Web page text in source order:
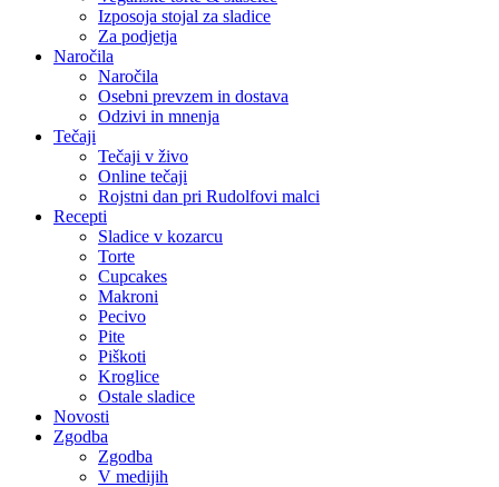
Izposoja stojal za sladice
Za podjetja
Naročila
Naročila
Osebni prevzem in dostava
Odzivi in mnenja
Tečaji
Tečaji v živo
Online tečaji
Rojstni dan pri Rudolfovi malci
Recepti
Sladice v kozarcu
Torte
Cupcakes
Makroni
Pecivo
Pite
Piškoti
Kroglice
Ostale sladice
Novosti
Zgodba
Zgodba
V medijih